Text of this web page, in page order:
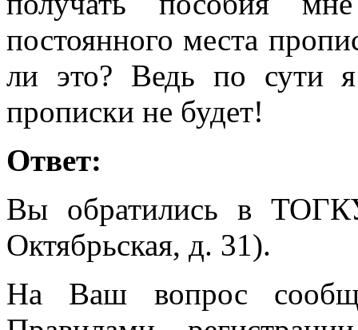
постоянного места
ли это? Ведь по сути
прописки не будет!
Ответ:
Вы обратились в
Октябрьская, д. 31).
На Ваш вопрос